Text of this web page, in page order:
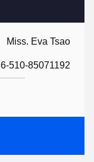
Miss. Eva Tsao
510-85071192